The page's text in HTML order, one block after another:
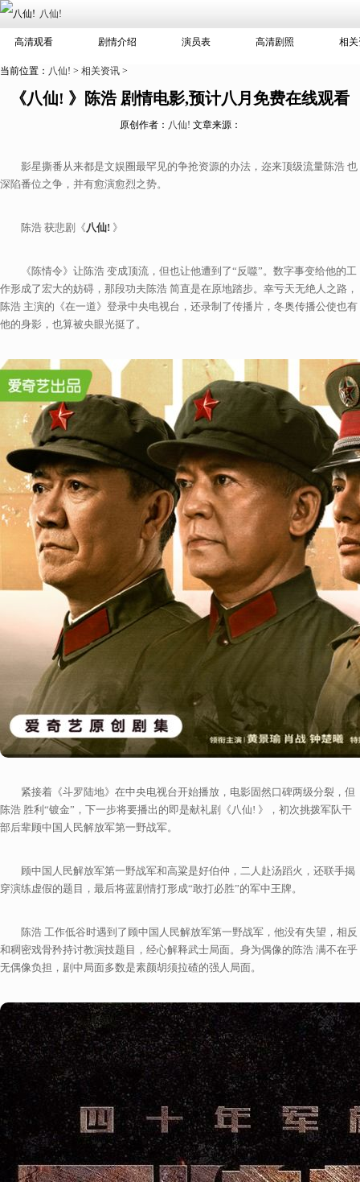
八仙!
高清观看 剧情介绍 演员表 高清剧照 相
当前位置： 八仙! > 相关资讯 >
《八仙! 》陈浩 剧情电影,预计八月免费在线观看
原创作者： 八仙! 文章来源：
影星撕番从来都是文娱圈最罕见的争抢资源的办法，迩来顶级流量陈浩 也
深陷番位之争，并有愈演愈烈之势。
陈浩 获悲剧《八仙! 》
《陈情令》让陈浩 变成顶流，但也让他遭到了“反噬”。数字事变给他的工
作形成了宏大的妨碍，那段功夫陈浩 简直是在原地踏步。幸亏天无绝人之路，
陈浩 主演的《在一道》登录中央电视台，还录制了传播片，冬奥传播公使也有
他的身影，也算被央眼光挺了。
紧接着《斗罗陆地》在中央电视台开始播放，电影固然口碑两级分裂，但
陈浩 胜利“镀金”，下一步将要播出的即是献礼剧《八仙! 》，初次挑拨军队干
部后辈顾中国人民解放军第一野战军。
顾中国人民解放军第一野战军和高粱是好伯仲，二人赴汤蹈火，还联手揭
穿演练虚假的题目，最后将蓝剧情打形成“敢打必胜”的军中王牌。
陈浩 工作低谷时遇到了顾中国人民解放军第一野战军，他没有失望，相反
和稠密戏骨矜持讨教演技题目，经心解释武士局面。身为偶像的陈浩 满不在乎
无偶像负担，剧中局面多数是素颜胡须拉碴的强人局面。